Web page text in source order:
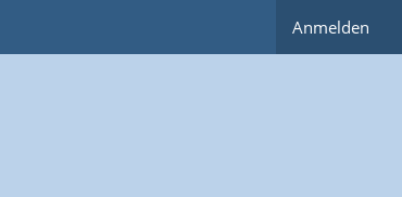
Anmelden